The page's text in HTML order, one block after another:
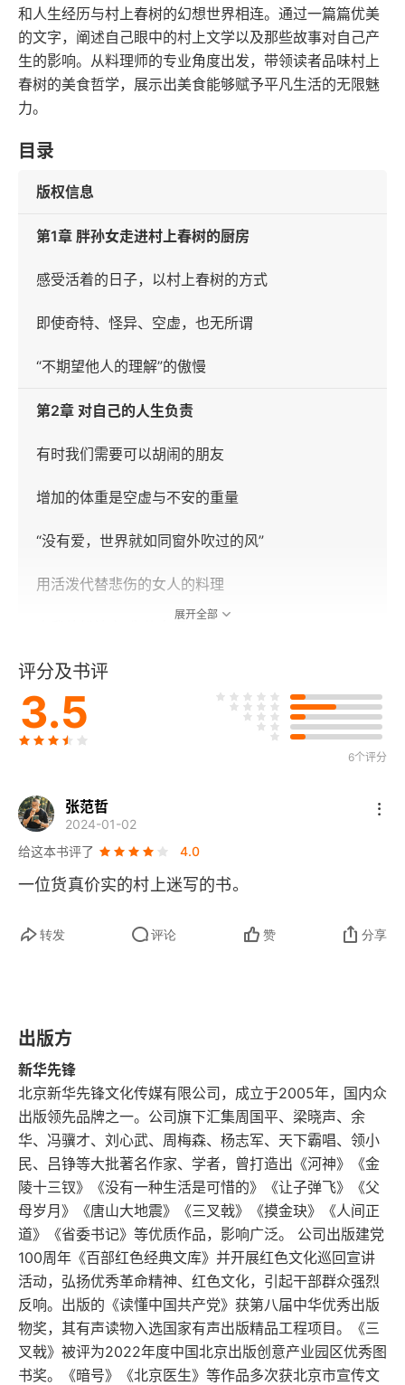
和人生经历与村上春树的幻想世界相连。通过一篇篇优美
的文字，阐述自己眼中的村上文学以及那些故事对自己产
生的影响。从料理师的专业角度出发，带领读者品味村上
春树的美食哲学，展示出美食能够赋予平凡生活的无限魅
力。
目录
版权信息
第1章 胖孙女走进村上春树的厨房
感受活着的日子，以村上春树的方式
即使奇特、怪异、空虚，也无所谓
“不期望他人的理解”的傲慢
第2章 对自己的人生负责
有时我们需要可以胡闹的朋友
增加的体重是空虚与不安的重量
“没有爱，世界就如同窗外吹过的风”
用活泼代替悲伤的女人的料理
无法轻易越过充满苦痛和妨碍者的关口
迎接新的家庭成员
第3章 没有美食与音乐的世界一定很无聊
村上春树西餐厅
村上春树的面条之路
什么时候的豆腐最好吃
挑食主义者和永远的运动者
村上春树遇上威士忌
承载了瞬间回忆的音乐
你的背景音乐是什么
第4章 路上的晚餐跟着村上春树走
旅
“这就是风雅！”
到世界各地去游览
展开全部
评分及书评
3.5
6个评分
张范哲
2024-01-02
给这本书评了
4.0
一位货真价实的村上迷写的书。
转发 评论 赞 分享
出版方
新华先锋
北京新华先锋文化传媒有限公司，成立于2005年，国内众
出版领先品牌之一。公司旗下汇集周国平、梁晓声、余
华、冯骥才、刘心武、周梅森、杨志军、天下霸唱、领小
民、吕铮等大批著名作家、学者，曾打造出《河神》《金
陵十三钗》《没有一种生活是可惜的》《让子弹飞》《父
母岁月》《唐山大地震》《三叉戟》《摸金玦》《人间正
道》《省委书记》等优质作品，影响广泛。 公司出版建党
100周年《百部红色经典文库》并开展红色文化巡回宣讲
活动，弘扬优秀革命精神、红色文化，引起干部群众强烈
反响。出版的《读懂中国共产党》获第八届中华优秀出版
物奖，其有声读物入选国家有声出版精品工程项目。《三
叉戟》被评为2022年度中国北京出版创意产业园区优秀图
书奖。《暗号》《北京医生》等作品多次获北京市宣传文